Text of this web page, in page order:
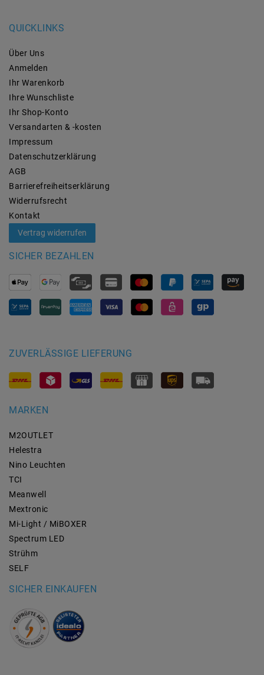
QUICKLINKS
Über Uns
Anmelden
Ihr Warenkorb
Ihre Wunschliste
Ihr Shop-Konto
Versandarten & -kosten
Impressum
Daten­schutz­erklärung
AGB
Barrierefreiheitserklärung
Widerrufs­recht
Kontakt
Vertrag widerrufen
SICHER BEZAHLEN
ZUVERLÄSSIGE LIEFERUNG
MARKEN
M2OUTLET
Helestra
Nino Leuchten
TCI
Meanwell
Mextronic
Mi-Light / MiBOXER
Spectrum LED
Strühm
SELF
SICHER EINKAUFEN